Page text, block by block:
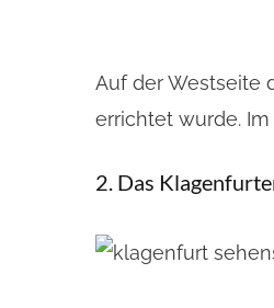
Auf der Westseite
errichtet wurde.
2. Das